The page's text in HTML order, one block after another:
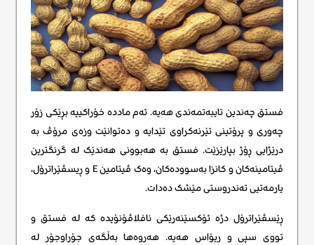
فستق چەندین تایبەتمەندی هەیە. ئەم ماددە خۆراکییە بڕێکی زۆر
چەوری و پرۆتینی تێرنەکراوی تێدایە و دەتوانێت وزەی مرۆڤ بە
درێژایی ڕۆژ بپارێزێت. فستق بە هەبوونی هەندێک لە گرنگترین
ڤیتامینەکان و کانزا بەسوودەکان، وەک ڤیتامین E و ڕیسڤێراترۆل،
یارمەتیی تەندروستی مێشک دەدات.
ڕێسڤێراترۆل دژە ئۆکسێنەرێکی نافلاڤۆنۆیدە کە لە فستق و
تووی سپی و ریۆاس هەیە. هەروەها بەڵگەی جۆراوجۆر لە